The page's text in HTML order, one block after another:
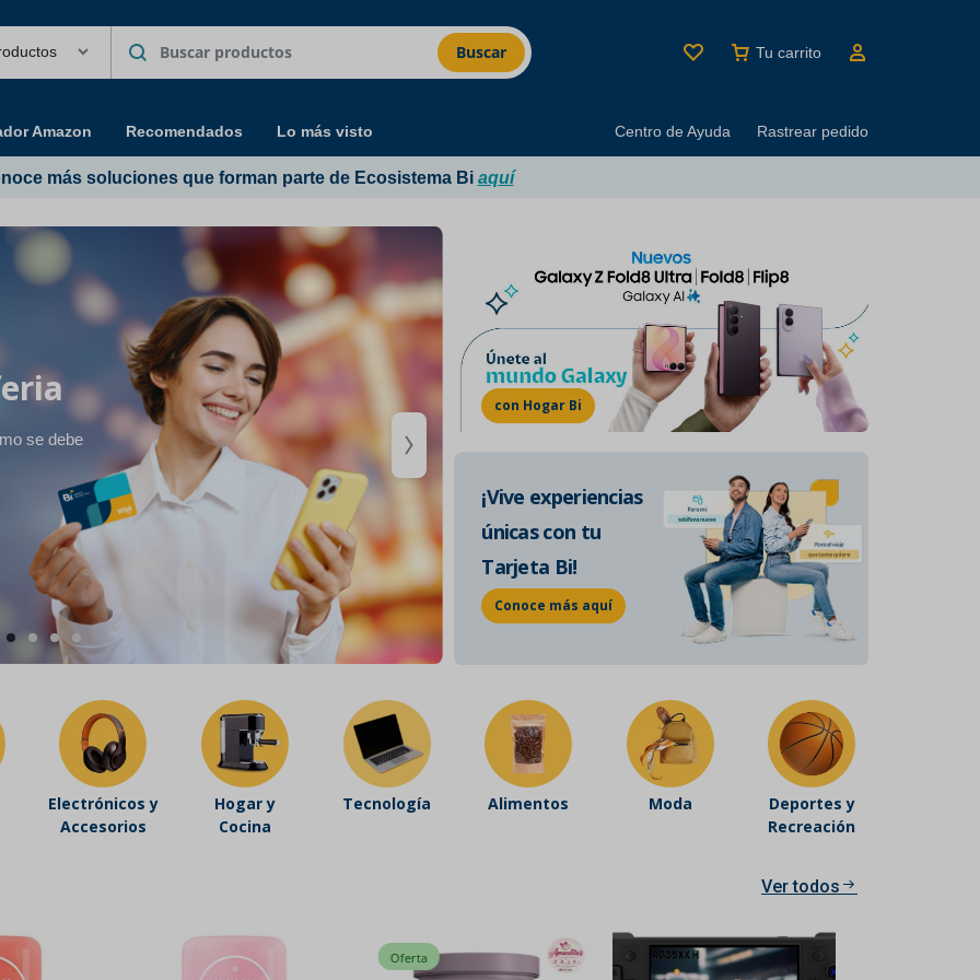
Buscar Tu carrito
Amazon Recomendados Lo más visto Centro de Ayuda Rastrear pedido
más soluciones que forman parte de Ecosistema Bi aquí
Los mejores productos
del buen beber
Marcas con décadas
de historia auténtica.
con Hogar Bi
¡Vive experiencias
únicas con tu
Tarjeta Bi!
Conoce más aquí
Electrónicos y
Accesorios
Hogar y
Cocina
Tecnología Alimentos Moda
Deportes y
Recreación
Ver todos